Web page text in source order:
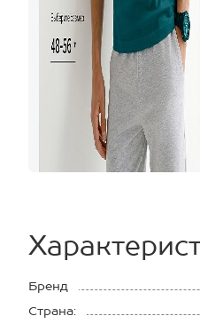
Бренд
Страна: